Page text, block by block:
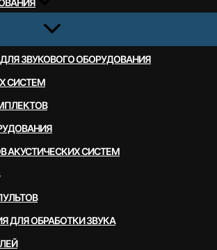
ЗВУКОВОГО ОБОРУДОВАНИЯ
СИСТЕМ
АКУСТИЧЕСКИХ СИСТЕМ
ДЛЯ ОБРАБОТКИ ЗВУКА